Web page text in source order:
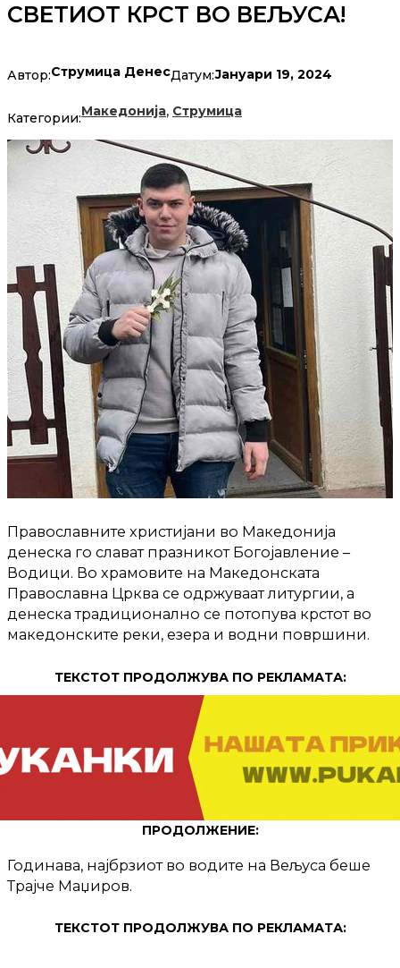
СВЕТИОТ КРСТ ВО ВЕЉУСА!
Автор:Струмица ДенесДатум:Јануари 19, 2024
Категории:Македонија, Струмица
Православните христијани во Македонија
денеска го слават празникот Богојавление –
Водици. Во храмовите на Македонската
Православна Црква се одржуваат литургии, а
денеска традиционално се потопува крстот во
македонските реки, езера и водни површини.
ТЕКСТОТ ПРОДОЛЖУВА ПО РЕКЛАМАТА:
ПРОДОЛЖЕНИЕ:
Годинава, најбрзиот во водите на Вељуса беше
Трајче Маџиров.
ТЕКСТОТ ПРОДОЛЖУВА ПО РЕКЛАМАТА: